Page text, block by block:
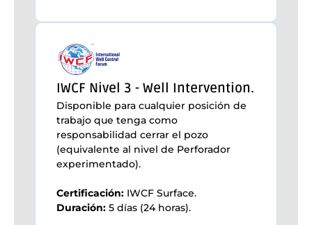
IWCF Nivel 3 - Well Intervention.
Disponible para cualquier posición de
trabajo que tenga como
responsabilidad cerrar el pozo
(equivalente al nivel de Perforador
experimentado).
Certificación: IWCF Surface.
Duración: 5 días (24 horas).